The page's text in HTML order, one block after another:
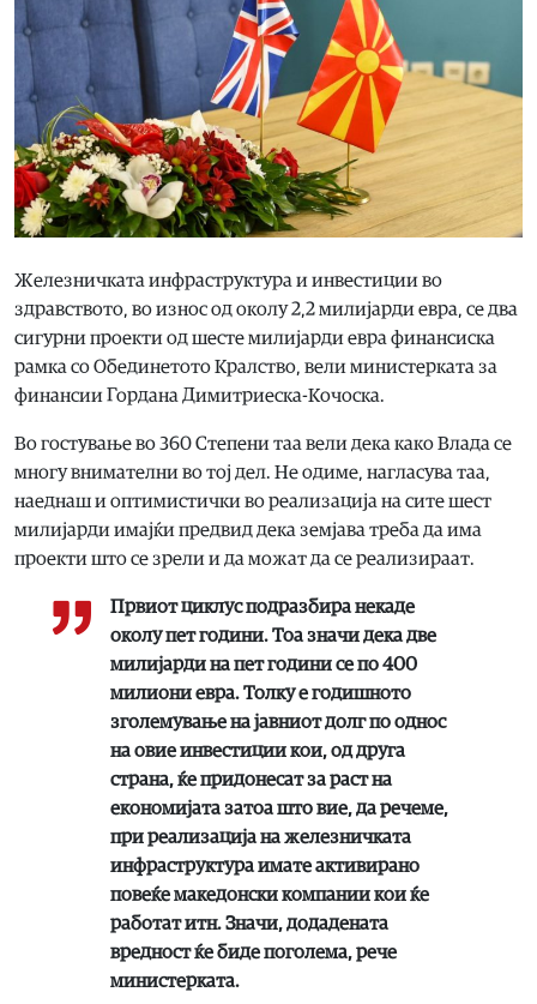
Железничката инфраструктура и инвестиции во
здравството, во износ од околу 2,2 милијарди евра, се два
сигурни проекти од шесте милијарди евра финансиска
рамка со Обединетото Кралство, вели министерката за
финансии Гордана Димитриеска-Кочоска.
Во гостување во 360 Степени таа вели дека како Влада се
многу внимателни во тој дел. Не одиме, нагласува таа,
наеднаш и оптимистички во реализација на сите шест
милијарди имајќи предвид дека земјава треба да има
проекти што се зрели и да можат да се реализираат.
Првиот циклус подразбира некаде
околу пет години. Тоа значи дека две
милијарди на пет години се по 400
милиони евра. Толку е годишното
зголемување на јавниот долг по однос
на овие инвестиции кои, од друга
страна, ќе придонесат за раст на
економијата затоа што вие, да речеме,
при реализација на железничката
инфраструктура имате активирано
повеќе македонски компании кои ќе
работат итн. Значи, додадената
вредност ќе биде поголема, рече
министерката.